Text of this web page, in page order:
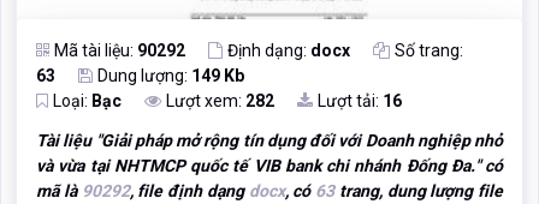
Mã tài liệu: 90292 Định dạng: docx
Số trang:
63
Dung lượng: 149 Kb
Loại: Bạc Lượt xem: 282 Lượt tải: 16
Tài liệu "Giải pháp mở rộng tín dụng đối với Doanh nghiệp nhỏ
và vừa tại NHTMCP quốc tế VIB bank chi nhánh Đống Đa." có
mã là 90292, file định dạng docx, có 63trang, dung lượng file